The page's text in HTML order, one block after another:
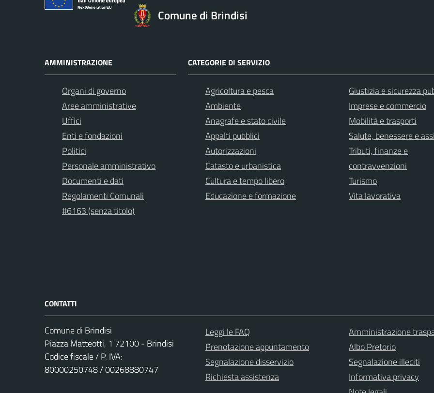
Comune di Brindisi
AMMINISTRAZIONE
Organi di governo
Aree amministrative
Uffici
Enti e fondazioni
Politici
Personale amministrativo
Documenti e dati
Regolamenti Comunali
#6163 (senza titolo)
CATEGORIE DI SERVIZIO
Agricoltura e pesca
Ambiente
Anagrafe e stato civile
Appalti pubblici
Autorizzazioni
Catasto e urbanistica
Cultura e tempo libero
Educazione e formazione
Giustizia e sicurezza
Imprese e commercio
Mobilità e trasporti
Salute, benessere e
Tributi, finanze e
contravvenzioni
Turismo
Vita lavorativa
CONTATTI
Comune di Brindisi
Piazza Matteotti, 1 72100 - Brindisi
Codice fiscale / P. IVA:
80000250748 / 00268880747
Leggi le FAQ
Prenotazione appuntamento
Segnalazione disservizio
Richiesta assistenza
Amministrazione
Albo Pretorio
Segnalazione illeciti
Informativa privacy